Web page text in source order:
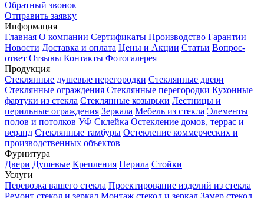
Обратный звонок
Отправить заявку
Информация
Главная О компании Сертификаты Производство Гарантии
Новости Доставка и оплата Цены и Акции Статьи Вопрос-
ответ Отзывы Контакты Фотогалерея
Продукция
Стеклянные душевые перегородки Стеклянные двери
Стеклянные ограждения Стеклянные перегородки Кухонные
фартуки из стекла Стеклянные козырьки Лестницы и
перильные ограждения Зеркала Мебель из стекла Элементы
полов и потолков УФ Склейка Остекление домов, террас и
веранд Стеклянные тамбуры Остекление коммерческих и
производственных объектов
Фурнитура
Двери Душевые Крепления Перила Стойки
Услуги
Перевозка вашего стекла Проектирование изделий из стекла
Ремонт стекол и зеркал Монтаж стекол и зеркал Замер стекол